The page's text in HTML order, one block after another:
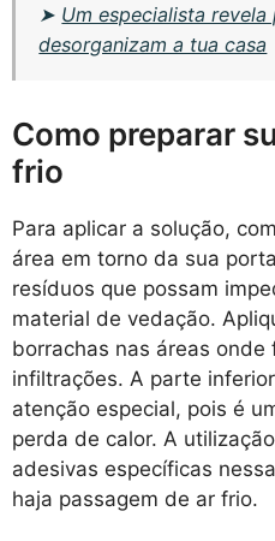
➤ Um especialista
desorganizam a tua casa
Como preparar
frio
Para aplicar a solução,
área em torno da sua
resíduos que possam
material de vedação.
borrachas nas áreas
infiltrações. A parte
atenção especial, pois é
perda de calor. A
adesivas específicas
haja passagem de ar frio.